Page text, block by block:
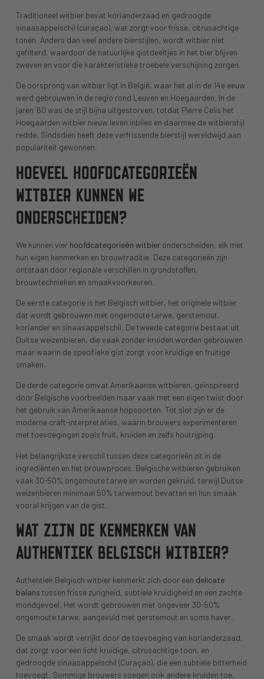
Traditioneel witbier bevat korianderzaad en gedroogde
sinaasappelschil (curaçao), wat zorgt voor frisse, citrusachtige
tonen. Anders dan veel andere bierstijlen, wordt witbier niet
gefilterd, waardoor de natuurlijke gistdeeltjes in het bier blijven
zweven en voor die karakteristieke troebele verschijning zorgen.
De oorsprong van witbier ligt in België, waar het al in de 14e eeuw
werd gebrouwen in de regio rond Leuven en Hoegaarden. In de
jaren ’60 was de stijl bijna uitgestorven, totdat Pierre Celis het
Hoegaarden witbier nieuw leven inblies en daarmee de witbierstijl
redde. Sindsdien heeft deze verfrissende bierstijl wereldwijd aan
populariteit gewonnen.
HOEVEEL HOOFDCATEGORIEËN
WITBIER KUNNEN WE
ONDERSCHEIDEN?
We kunnen vier hoofdcategorieën witbieronderscheiden, elk met
hun eigen kenmerken en brouwtraditie. Deze categorieën zijn
ontstaan door regionale verschillen in grondstoffen,
brouwtechnieken en smaakvoorkeuren.
De eerste categorie is het Belgisch witbier, het originele witbier
dat wordt gebrouwen met ongemoute tarwe, gerstemout,
koriander en sinaasappelschil. De tweede categorie bestaat uit
Duitse weizenbieren, die vaak zonder kruiden worden gebrouwen
maar waarin de specifieke gist zorgt voor kruidige en fruitige
smaken.
De derde categorie omvat Amerikaanse witbieren, geïnspireerd
door Belgische voorbeelden maar vaak met een eigen twist door
het gebruik van Amerikaanse hopsoorten. Tot slot zijn er de
moderne craft-interpretaties, waarin brouwers experimenteren
met toevoegingen zoals fruit, kruiden en zelfs houtrijping.
Het belangrijkste verschil tussen deze categorieën zit in de
ingrediënten en het brouwproces. Belgische witbieren gebruiken
vaak 30-50% ongemoute tarwe en worden gekruid, terwijl Duitse
weizenbieren minimaal 50% tarwemout bevatten en hun smaak
vooral krijgen van de gist.
WAT ZIJN DE KENMERKEN VAN
AUTHENTIEK BELGISCH WITBIER?
Authentiek Belgisch witbier kenmerkt zich door een delicate
balans tussen frisse zurigheid, subtiele kruidigheid en een zachte
mondgevoel. Het wordt gebrouwen met ongeveer 30-50%
ongemoute tarwe, aangevuld met gerstemout en soms haver.
De smaak wordt verrijkt door de toevoeging van korianderzaad,
dat zorgt voor een licht kruidige, citrusachtige toon, en
gedroogde sinaasappelschil (Curaçao), die een subtiele bitterheid
toevoegt. Sommige brouwers voegen ook andere kruiden toe,